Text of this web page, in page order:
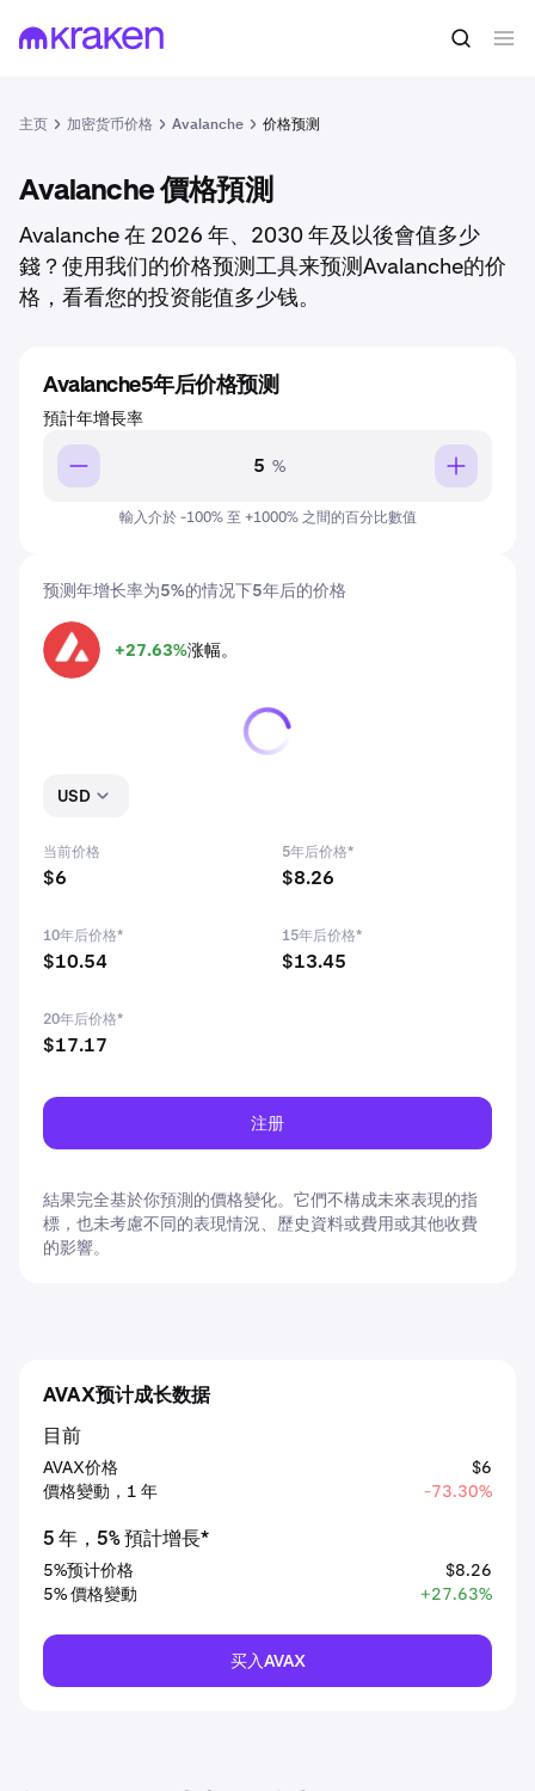
主页 加密货币价格 Avalanche 价格预测
Avalanche 價格預測
Avalanche 在 2026 年、2030 年及以後會值多少
錢？使用我们的价格预测工具来预测Avalanche的价
格，看看您的投资能值多少钱。
预测年增长率为5%的情况下5年后的价格
AVAX +27.63%涨幅。
USD
当前价格
$6
5年后价格*
$8.26
10年后价格*
$10.54
15年后价格*
$13.45
20年后价格*
$17.17
注册
結果完全基於你預測的價格變化。它們不構成未來表現的指
標，也未考慮不同的表現情況、歷史資料或費用或其他收費
的影響。
AVAX预计成长数据
目前
AVAX价格
$6
價格變動，1 年
-73.30%
5 年，5% 預計增長*
5%预计价格
$8.26
5% 價格變動
+27.63%
买入AVAX
Avalanche5年后价格预测
預計年增長率
%
輸入介於 -100% 至 +1000% 之間的百分比數值